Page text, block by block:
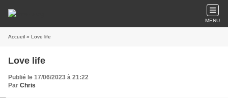
MENU
Accueil » Love life
Love life
Publié le 17/06/2023 à 21:22
Par Chris